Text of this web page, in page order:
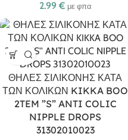
2.99 € με φπα
ΘΗΛΕΣ ΣΙΛΙΚΟΝΗΣ ΚΑΤΑ
ΤΩΝ ΚΟΛΙΚΩΝ KIKKA BOO
2TEM ”S” ANTI COLIC
NIPPLE DROPS
31302010023